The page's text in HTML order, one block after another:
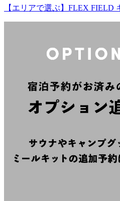
【エリアで選ぶ】FLEX FIELD